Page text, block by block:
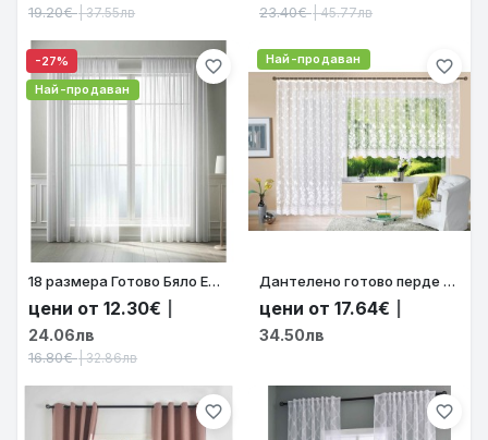
19.20€ | 37.55лв 23.40€ | 45.77лв
-27%
Най-продаван
favorite_border
18 размера Готово Бяло Ефирно Перде от Воал с оловна нишка, за Релса или Тръбен Корниз код-610011
цени от 12.30€
24.06лв
16.80€ | 32.86лв
Най-продаван favorite_border
Дантелено готово перде на флорални мотиви с красив завършек, за Релса и Тръбен Корниз, цвят бял, височина от 145см и 245см. код-13146
цени от 17.64€
34.50лв
favorite_border favorite_border